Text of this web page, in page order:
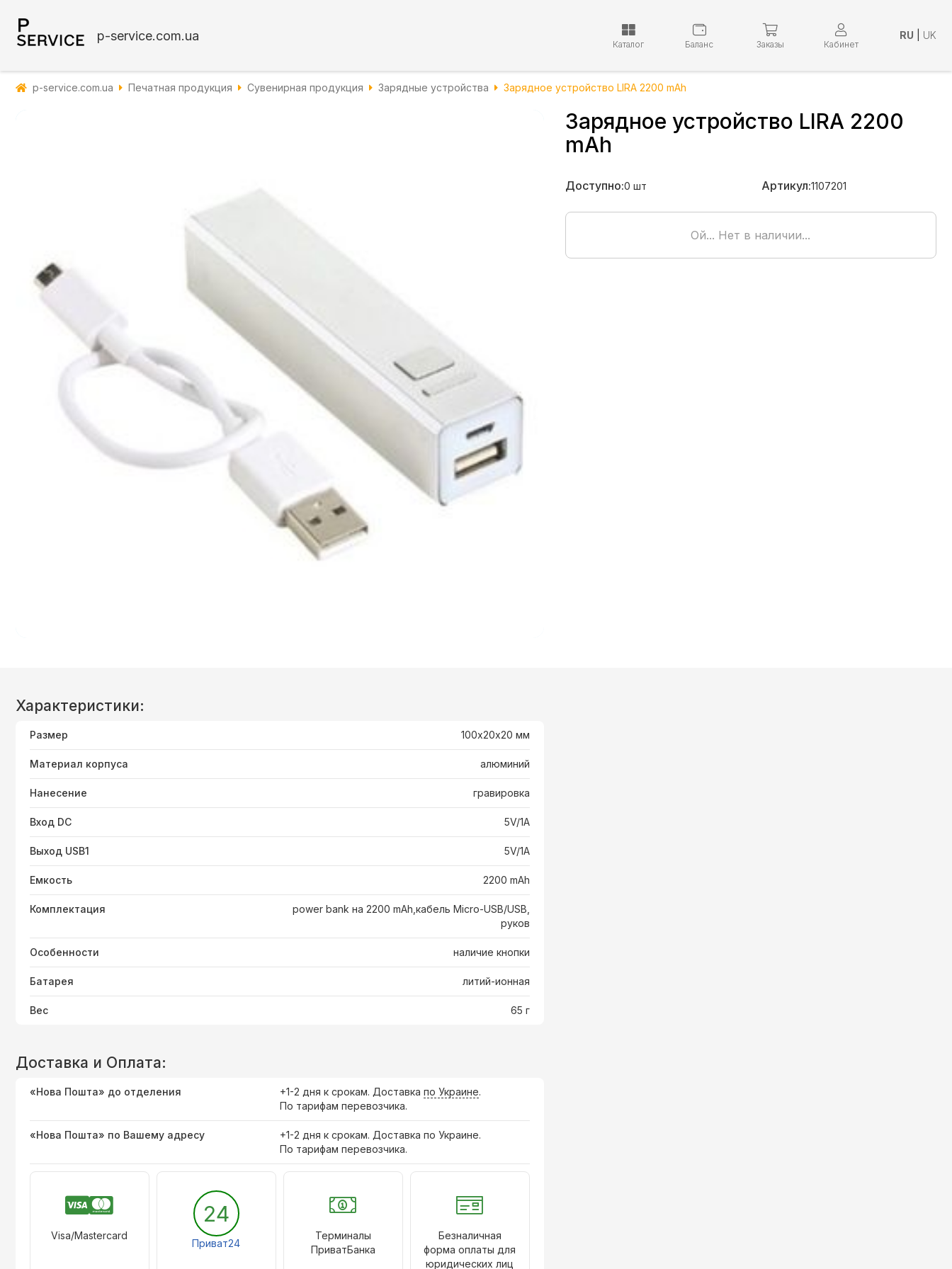
p-service.com.ua
Каталог Баланс Заказы Кабинет
RU UK
p-service.com.ua Печатная продукция Сувенирная продукция Зарядные устройства Зарядное устройство LIRA 2200 mAh
Зарядное устройство LIRA 2200
mAh
Доступно:0 шт Артикул:1107201
Ой... Нет в наличии...
Характеристики:
Размер 100х20х20 мм
Материал корпуса алюминий
Нанесение гравировка
Вход DC 5V/1A
Выход USB1 5V/1A
Емкость 2200 mAh
Комплектация
power bank на 2200 mAh,кабель Micro-USB/USB,
руков
Особенности наличие кнопки
Батарея литий-ионная
Вес 65 г
Доставка и Оплата:
«Нова Пошта» до отделения +1-2 дня к срокам. Доставка по Украине.
По тарифам перевозчика.
«Нова Пошта» по Вашему адресу
+1-2 дня к срокам. Доставка по Украине.
По тарифам перевозчика.
Visa/Mastercard
24
Приват24
Терминалы
ПриватБанка
Безналичная
форма оплаты для
юридических лиц